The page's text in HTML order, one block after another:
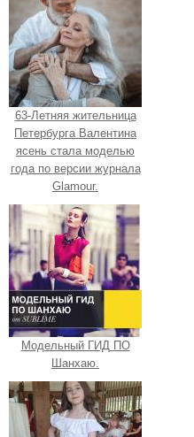
63-Летняя жительница
Петербурга Валентина
ясень стала моделью
года по версии журнала
Glamour.
Модельный ГИД ПО
Шанхаю.